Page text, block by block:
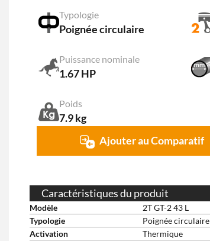
Typologie
Poignée circulaire
Puissance nominale
1.67 HP
Poids
7.9 kg
Ajouter au Comparatif
Caractéristiques du produit
Modèle
2T GT-2 43 L
Typologie
Poignée circulaire
Activation
Thermique